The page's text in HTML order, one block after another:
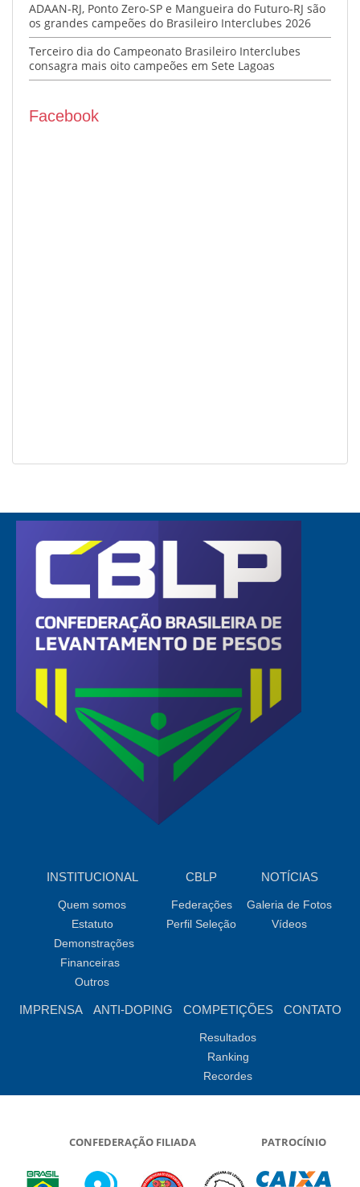
ADAAN-RJ, Ponto Zero-SP e Mangueira do Futuro-RJ são
os grandes campeões do Brasileiro Interclubes 2026
Terceiro dia do Campeonato Brasileiro Interclubes
consagra mais oito campeões em Sete Lagoas
Facebook
INSTITUCIONAL
Quem somos
Estatuto
Demonstrações
Financeiras
Outros
CBLP
Federações
Perfil Seleção
NOTÍCIAS
Galeria de Fotos
Vídeos
IMPRENSA ANTI-DOPING COMPETIÇÕES
Resultados
Ranking
Recordes
CONTATO
CONFEDERAÇÃO FILIADA PATROCÍNIO